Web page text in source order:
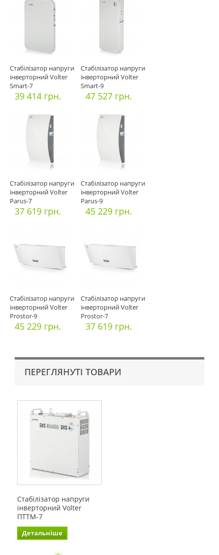
Стабілізатор напруги
інверторний Volter
Smart-7
39 414 грн.
Стабілізатор напруги
інверторний Volter
Smart-9
47 527 грн.
Стабілізатор напруги
інверторний Volter
Parus-7
37 619 грн.
Стабілізатор напруги
інверторний Volter
Parus-9
45 229 грн.
Стабілізатор напруги
інверторний Volter
Prostor-9
45 229 грн.
Стабілізатор напруги
інверторний Volter
Prostor-7
37 619 грн.
ПЕРЕГЛЯНУТІ ТОВАРИ
Стабілізатор напруги
інверторний Volter
ПТТМ-7
Детальніше